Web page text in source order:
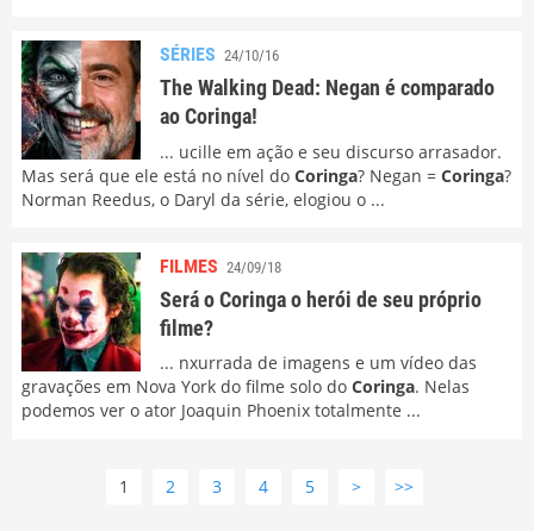
SÉRIES 24/10/16
The Walking Dead: Negan é comparado
ao Coringa!
... ucille em ação e seu discurso arrasador.
Mas será que ele está no nível do Coringa? Negan = Coringa?
Norman Reedus, o Daryl da série, elogiou o ...
FILMES 24/09/18
Será o Coringa o herói de seu próprio
filme?
... nxurrada de imagens e um vídeo das
gravações em Nova York do filme solo do Coringa. Nelas
podemos ver o ator Joaquin Phoenix totalmente ...
1 2 3 4 5 > >>